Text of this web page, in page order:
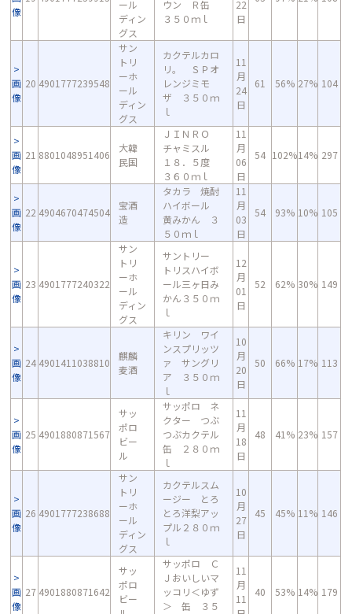
像
ール
ディン
グス
ウン Ｒ缶
３５０ｍｌ
22
日
画
像
20 4901777239548
サン
トリ
ーホ
ール
ディン
グス
カクテルカロ
リ。 ＳＰオ
レンジミモ
ザ ３５０ｍ
ｌ
11
月
24
日
61 56% 27% 104
画
像
21 8801048951406
大韓
民国
ＪＩＮＲＯ
チャミスル
１８．５度
３６０ｍｌ
11
月
06
日
54 102%14% 297
画
像
22 4904670474504
宝酒
造
タカラ 焼酎
ハイボール
黄みかん ３
５０ｍｌ
11
月
03
日
54 93% 10% 105
画
像
23 4901777240322
サン
トリ
ーホ
ール
ディン
グス
サントリー
トリスハイボ
ール三ヶ日み
かん３５０ｍ
ｌ
12
月
01
日
52 62% 30% 149
画
像
24 4901411038810
麒麟
麦酒
キリン ワイ
ンスプリッツ
ァ サングリ
ア ３５０ｍ
ｌ
10
月
20
日
50 66% 17% 113
画
像
25 4901880871567
サッ
ポロ
ビー
ル
サッポロ ネ
クター つぶ
つぶカクテル
缶 ２８０ｍ
ｌ
11
月
18
日
48 41% 23% 157
画
像
26 4901777238688
サン
トリ
ーホ
ール
ディン
グス
カクテルスム
ージー とろ
とろ洋梨アッ
プル２８０ｍ
ｌ
10
月
27
日
45 45% 11% 146
画
像
27 4901880871642
サッ
ポロ
ビー
サッポロ Ｃ
Ｊおいしいマ
ッコリ＜ゆず
＞ 缶 ３５
11
月
11
40 53% 14% 179